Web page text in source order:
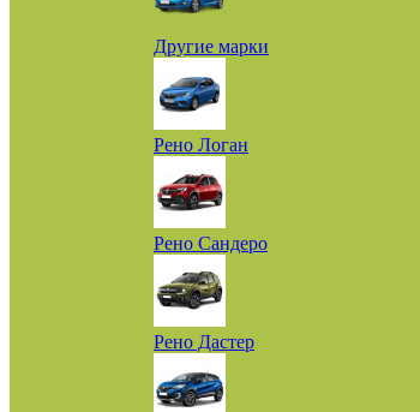
Другие марки
Рено Логан
Рено Сандеро
Рено Дастер